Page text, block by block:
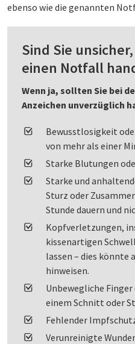
ebenso wie die genannten
Sind Sie
einen Notfall
Wenn ja, sollten Sie bei
Anzeichen unverzüglich
Bewusstlosigkeit
von mehr als einer
Starke Blutungen
Starke und
Sturz oder
Stunde dauern und
Kopfverletzungen,
kissenartigen
lassen – dies könnte
hinweisen.
Unbewegliche
einem Schnitt oder
Fehlender
Verunreinigte